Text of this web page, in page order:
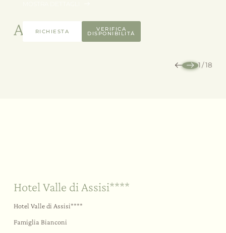
Altre Camere
RICHIESTA VERIFICA
DISPONIBILITÁ
1/18
Hotel Valle di Assisi****
Hotel Valle di Assisi****
Famiglia Bianconi